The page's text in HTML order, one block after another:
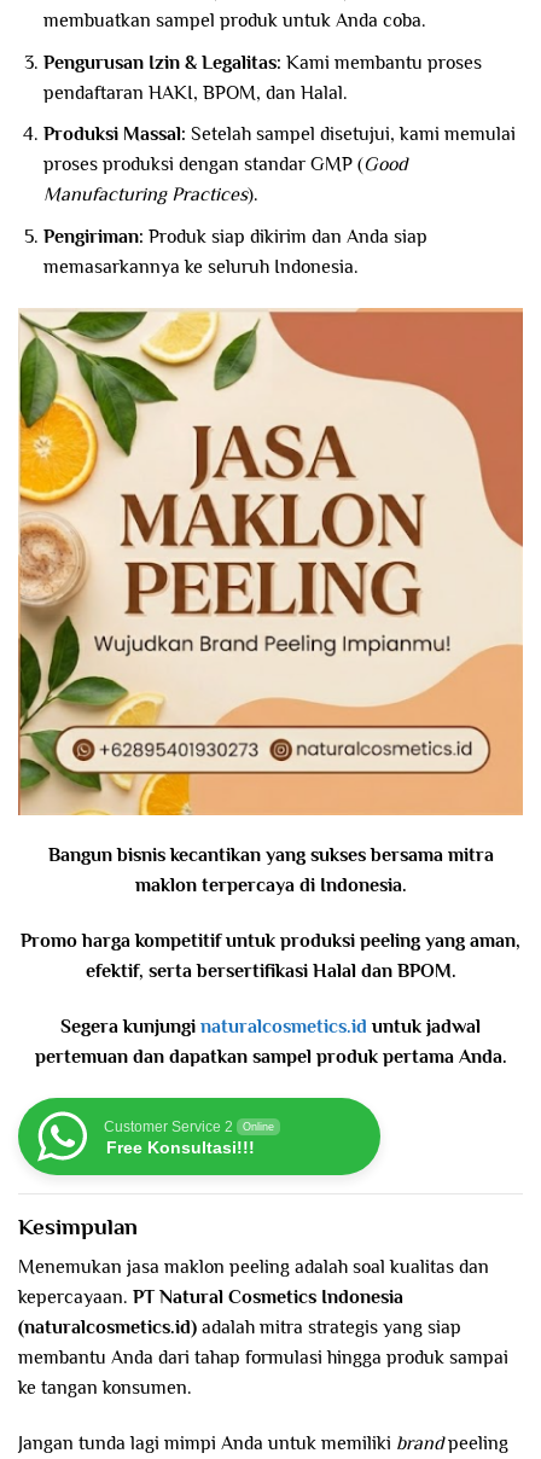
membuatkan sampel produk untuk Anda coba.
Pengurusan Izin & Legalitas: Kami membantu proses
pendaftaran HAKI, BPOM, dan Halal.
Produksi Massal: Setelah sampel disetujui, kami memulai
proses produksi dengan standar GMP (Good
Manufacturing Practices).
Pengiriman: Produk siap dikirim dan Anda siap
memasarkannya ke seluruh Indonesia.
Bangun bisnis kecantikan yang sukses bersama mitra
maklon terpercaya di Indonesia.
Promo harga kompetitif untuk produksi peeling yang aman,
efektif, serta bersertifikasi Halal dan BPOM.
Segera kunjungi naturalcosmetics.id untuk jadwal
pertemuan dan dapatkan sampel produk pertama Anda.
Customer Service 2 Online
Free Konsultasi!!!
Kesimpulan
Menemukan jasa maklon peeling adalah soal kualitas dan
kepercayaan. PT Natural Cosmetics Indonesia
(naturalcosmetics.id) adalah mitra strategis yang siap
membantu Anda dari tahap formulasi hingga produk sampai
ke tangan konsumen.
Jangan tunda lagi mimpi Anda untuk memiliki brandpeeling